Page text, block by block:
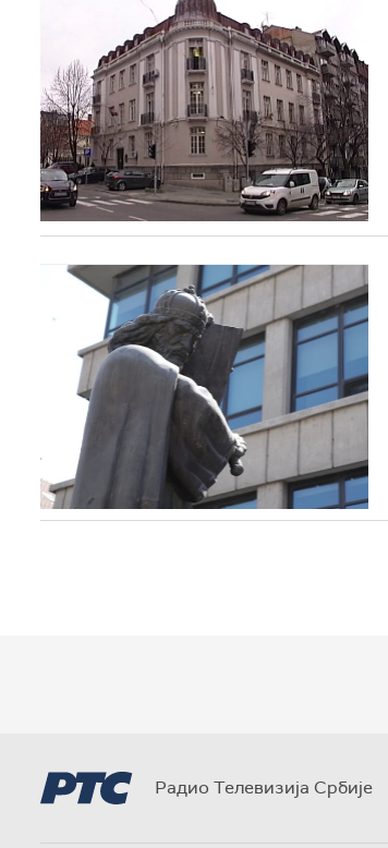
Радио Телевизија Србије